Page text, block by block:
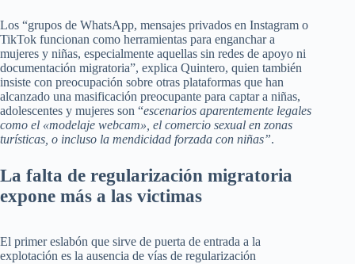
Los “grupos de WhatsApp, mensajes privados en Instagram o
TikTok funcionan como herramientas para enganchar a
mujeres y niñas, especialmente aquellas sin redes de apoyo ni
documentación migratoria”, explica Quintero, quien también
insiste con preocupación sobre otras plataformas que han
alcanzado una masificación preocupante para captar a niñas,
adolescentes y mujeres son “escenarios aparentemente legales
como el «modelaje webcam», el comercio sexual en zonas
turísticas, o incluso la mendicidad forzada con niñas”.
La falta de regularización migratoria
expone más a las victimas
El primer eslabón que sirve de puerta de entrada a la
explotación es la ausencia de vías de regularización